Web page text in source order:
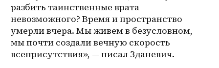
разбить таинственные врата
невозможного? Время и пространство
умерли вчера. Мы живем в безусловном,
мы почти создали вечную скорость
всеприсутствия», — писал Зданевич.